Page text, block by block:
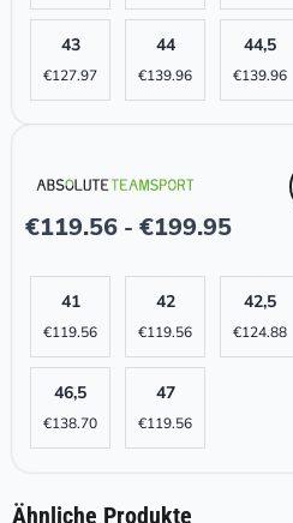
43
€127.97
44
€139.96
44,5
€139.96
€119.56 - €199.95
41
€119.56
42
€119.56
42,5
€124.88
46,5
€138.70
47
€119.56
Ähnliche Produkte